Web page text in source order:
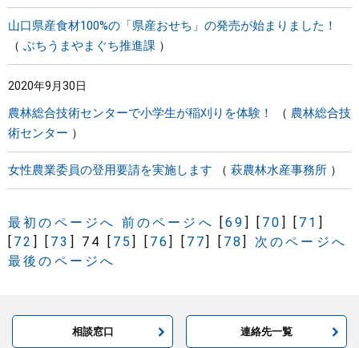
山口県産食材100%の「県産おせち」の発売が始まりました！
ぶちうまやまぐち推進課
2020年9月30日
農林総合技術センターで小学生が稲刈りを体験！
農林総合技
術センター
女性農業委員の登用要請を実施します 萩農林水産事務所
最初のページへ 前のページへ [69 ] [ 70 ] [ 71 ]
[ 72 ] [ 73 ] 74 [ 75] [ 76] [ 77] [ 78]
次のページへ
最後のページへ
相談窓口 連絡先一覧